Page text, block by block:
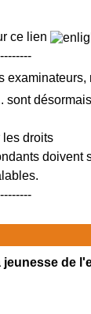
ce lien
sont
droits
doivent
de